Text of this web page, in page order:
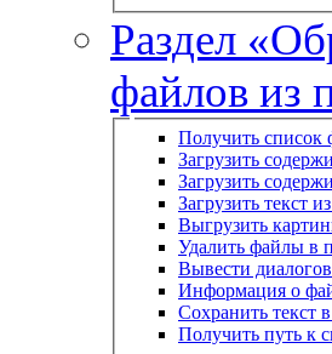
Раздел
файлов из
Получить список
Загрузить
Загрузить
Загрузить текст
Выгрузить
Удалить файлы в
Вывести
Информация о
Сохранить текст
Получить путь к